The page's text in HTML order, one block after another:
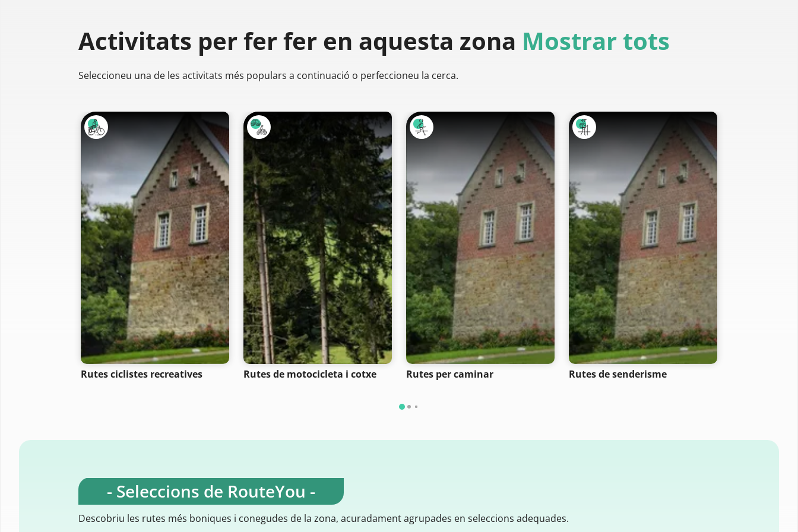
Activitats per ferfer en aquesta zona Mostrar tots
Seleccioneu una de les activitats més populars a continuació o perfeccioneu la cerca.
Rutes ciclistes recreatives Rutes de motocicleta i cotxe Rutes per caminar Rutes de senderisme
- Seleccions de RouteYou -
Descobriu les rutes més boniques i conegudes de la zona, acuradament agrupades en seleccions adequades.